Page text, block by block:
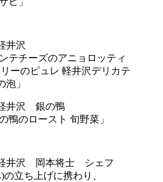
テチーズのアニョロッティ
ーのピュレ 軽井沢デリカテ
泡」
鴨のロースト 旬野菜」
立ち上げに携わり、